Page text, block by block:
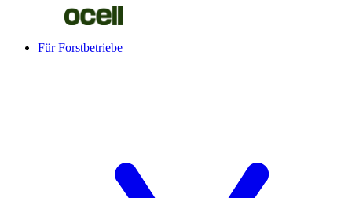
Für Forstbetriebe